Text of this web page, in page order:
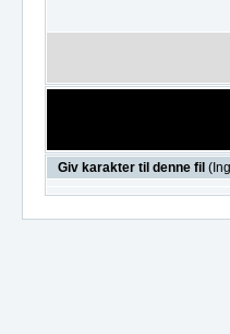
Giv karakter til denne fil